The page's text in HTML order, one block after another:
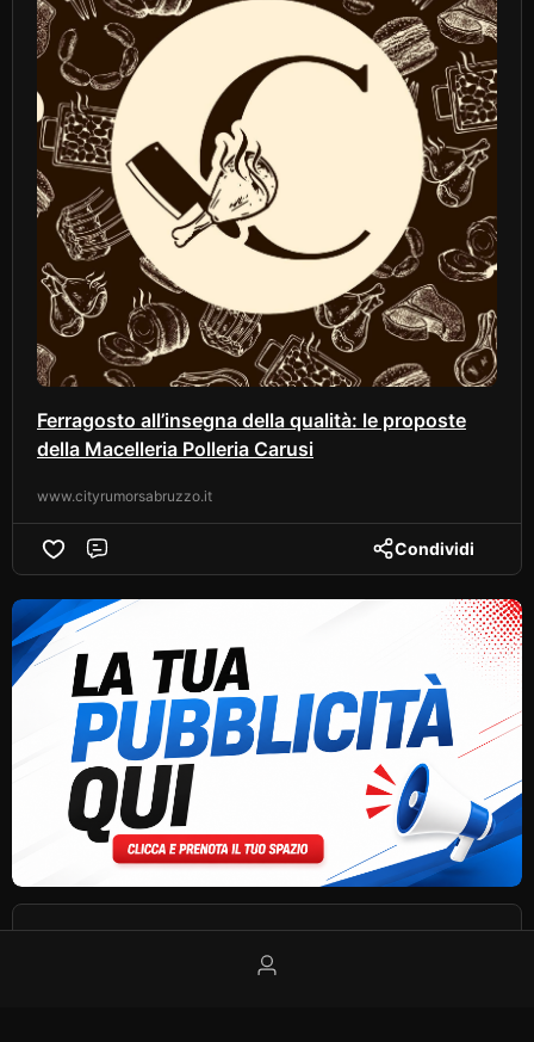
Ferragosto all’insegna della qualità: le proposte
della Macelleria Polleria Carusi
www.cityrumorsabruzzo.it
Condividi